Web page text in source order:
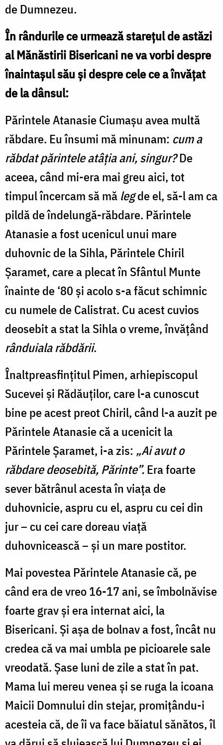
de Dumnezeu.
În rândurile ce urmează starețul de astăzi
al Mănăstirii Bisericani ne va vorbi despre
înaintașul său și despre cele ce a învățat
de la dânsul:
Părintele Atanasie Ciumașu avea multă
răbdare. Eu însumi mă minunam: cum a
răbdat părintele atâția ani, singur?De
aceea, când mi-era mai greu aici, tot
timpul încercam să mă legde el, să-l am ca
pildă de îndelungă-răbdare. Părintele
Atanasie a fost ucenicul unui mare
duhovnic de la Sihla, Părintele Chiril
Șaramet, care a plecat în Sfântul Munte
înainte de ‘80 și acolo s-a făcut schimnic
cu numele de Calistrat. Cu acest cuvios
deosebit a stat la Sihla o vreme, învățând
rânduiala răbdării.
Înaltpreasfințitul Pimen, arhiepiscopul
Sucevei și Rădăuților, care l-a cunoscut
bine pe acest preot Chiril, când l-a auzit pe
Părintele Atanasie că a ucenicit la
Părintele Șaramet, i-a zis: „Ai avut o
răbdare deosebită, Părinte”.Era foarte
sever bătrânul acesta în viața de
duhovnicie, aspru cu el, aspru cu cei din
jur – cu cei care doreau viață
duhovnicească – și un mare postitor.
Mai povestea Părintele Atanasie că, pe
când era de vreo 16-17 ani, se îmbolnăvise
foarte grav și era internat aici, la
Bisericani. Și așa de bolnav a fost, încât nu
credea că va mai umbla pe picioarele sale
vreodată. Șase luni de zile a stat în pat.
Mama lui mereu venea și se ruga la icoana
Maicii Domnului din stejar, promițându-i
acesteia că, de îi va face băiatul sănătos, îl